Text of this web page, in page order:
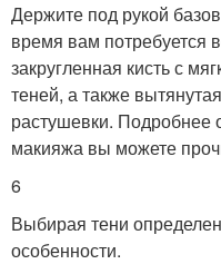
Держите под рукой
время вам потребуется
закругленная кисть с
теней, а также
растушевки. Подробнее
макияжа вы можете
6
Выбирая тени
особенности.